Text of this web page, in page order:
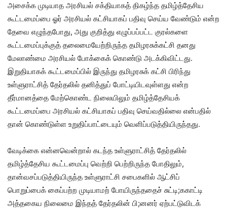
அசைக்க முடியாத அரசியல் சக்தியாகத் திகழ்ந்த தமிழ்த்தேசிய
கூட்டமைப்பை ஓர் அரசியல் கட்சியாகப் பதிவு செய்ய வேண்டும் என்ற
தேவை எழுந்தபோது, அது குறித்து எழுப்பப்பட்ட குரல்களை
கூட்டமைப்புக்குத் தலைமையேற்றிருந்த தமிழரசுக்கட்சி தனது
மேலாண்மை அரசியல் போக்கைக் கொண்டு அடக்கிவிட்டது.
இறுதியாகக் கூட்டமைப்பில் இருந்து தமிழரசுக் கட்சி பிரிந்து
உள்ளுராட்சித் தேர்தலில் தனித்துப் போட்டியிடவுள்ளது என்ற
தீர்மானத்தை மேற்கொண்ட நிலையிலும் தமிழ்த்தேசியக்
கூட்டமைப்பை அரசியல் கட்சியாகப் பதிவு செய்வதில்லை என்பதில்
தான் கொண்டுள்ள உறுதிப்பாட்டையும் வெளிப்படுத்தியிருந்தது.
வேடிக்கை என்னவென்றால் கடந்த உள்ளுராட்சித் தேர்தலில்
தமிழ்த்தேசிய கூட்டமைப்பு வெற்றி பெற்றிருந்த போதிலும்,
தான்வசப்படுத்தியிருந்த உள்ளுராட்சி சபைகளில் ஆட்சிப்
பொறுப்பைக் கைப்பற்ற முடியாமற் போயிருந்ததைச் சுட்டி;ககாட்டி
அத்தகைய நிலைமை இந்தத் தேர்தலின் பி;னனர் ஏற்பட்டுவிடக்